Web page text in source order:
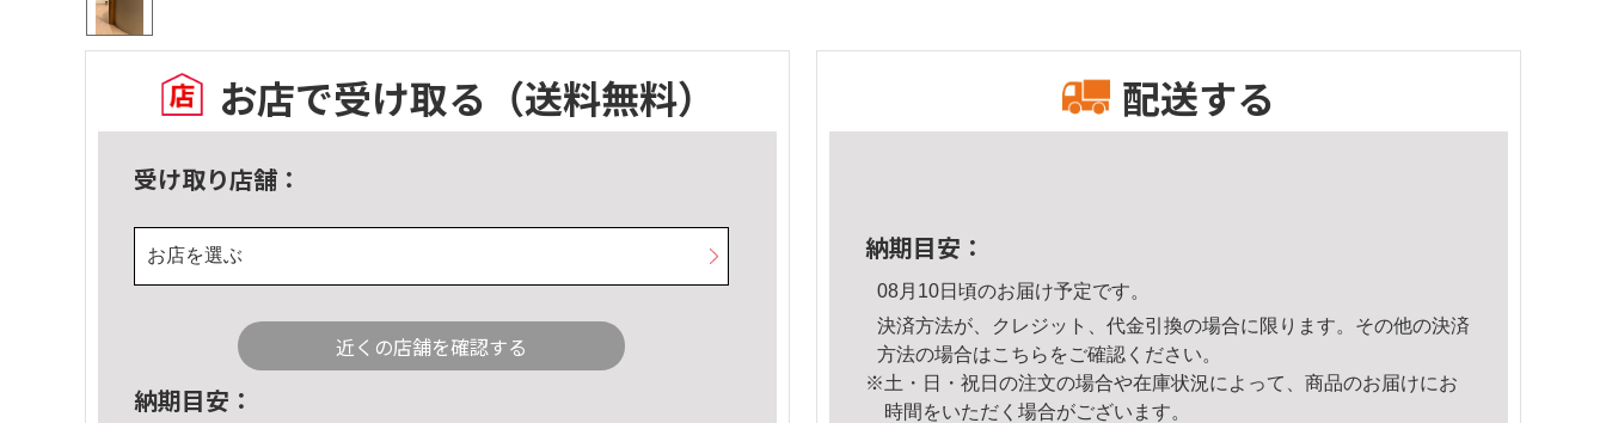
お店で受け取る （送料無料）
受け取り店舗：
お店を選ぶ
近くの店舗を確認する
納期目安：
配送する
納期目安：
08月10日頃のお届け予定です。
決済方法が、クレジット、代金引換の場合に限ります。その他の決済
方法の場合はこちら をご確認ください。
※土・日・祝日の注文の場合や在庫状況によって、商品のお届けにお
時間をいただく場合がございます。